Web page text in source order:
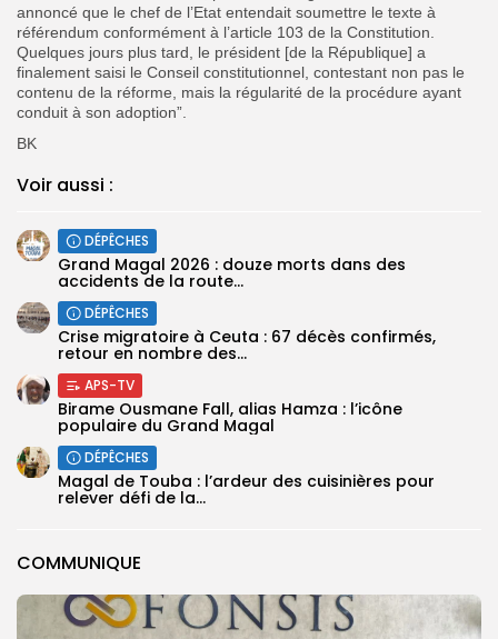
COMMUNIQUE
annoncé que le chef de l’Etat entendait soumettre le texte à
référendum conformément à l’article 103 de la Constitution.
Quelques jours plus tard, le président [de la République] a
finalement saisi le Conseil constitutionnel, contestant non pas le
contenu de la réforme, mais la régularité de la procédure ayant
conduit à son adoption”.
BK
Voir aussi :
DÉPÊCHES
Grand Magal 2026 : douze morts dans des
accidents de la route...
DÉPÊCHES
Crise migratoire à Ceuta : 67 décès confirmés,
retour en nombre des...
APS-TV
Birame Ousmane Fall, alias Hamza : l’icône
populaire du Grand Magal
DÉPÊCHES
Magal de Touba : l’ardeur des cuisinières pour
relever défi de la...